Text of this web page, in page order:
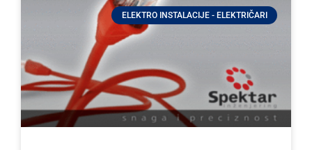
ELEKTRO INSTALACIJE - ELEKTRIČARI